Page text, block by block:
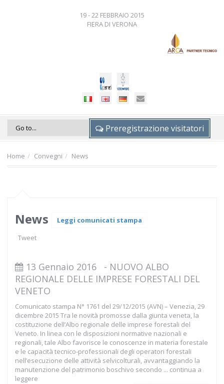
19 - 22 FEBBRAIO 2015
FIERA DI VERONA
Preregistrazione visitatori
Home Convegni News
News
Leggi comunicati stampa
Tweet
13 Gennaio 2016 - NUOVO ALBO
REGIONALE DELLE IMPRESE FORESTALI DEL
VENETO
Comunicato stampa N° 1761 del 29/12/2015 (AVN) – Venezia, 29
dicembre 2015 Tra le novità promosse dalla giunta veneta, la
costituzione dell’Albo regionale delle imprese forestali del
Veneto. In linea con le disposizioni normative nazionali e
regionali, tale Albo favorisce le conoscenze in materia forestale
e le capacità tecnico-professionali degli operatori forestali
nell’esecuzione delle attività selvicolturali, avvantaggiando la
manutenzione del patrimonio boschivo secondo ... continua a
leggere